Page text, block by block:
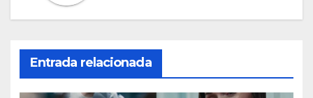
Entrada relacionada